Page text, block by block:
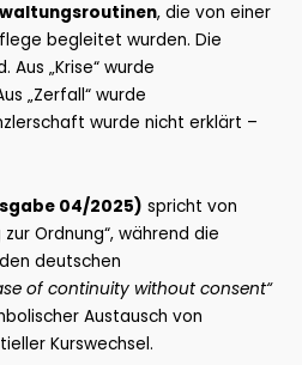
, die von einer
begleitet wurden. Die
„Krise“ wurde
„Zerfall“ wurde
wurde nicht erklärt –
04/2025) spricht von
Ordnung“, während die
den deutschen
of continuity without consent“
Austausch von
Kurswechsel.